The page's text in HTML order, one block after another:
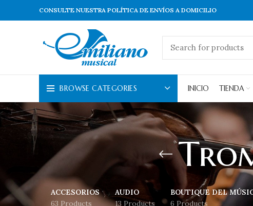
CONSULTE NUESTRA POLÍTICA DE ENVÍOS A DOMICILIO
BROWSE CATEGORIES INICIO TIENDA
ACCESORIOS
63 Products
AUDIO
13 Products
BOUTIQUE DEL
6 Products